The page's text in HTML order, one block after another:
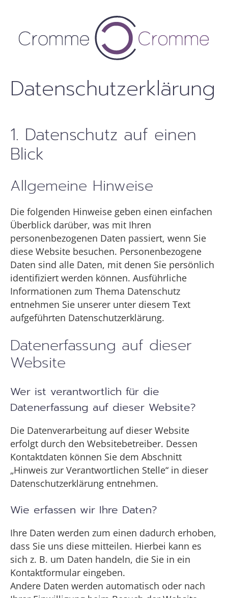
springen
Datenschutzerklärung
1. Datenschutz auf einen
Blick
Allgemeine Hinweise
Die folgenden Hinweise geben einen einfachen
Überblick darüber, was mit Ihren
personenbezogenen Daten passiert, wenn Sie
diese Website besuchen. Personenbezogene
Daten sind alle Daten, mit denen Sie persönlich
identifiziert werden können. Ausführliche
Informationen zum Thema Datenschutz
entnehmen Sie unserer unter diesem Text
aufgeführten Datenschutzerklärung.
Datenerfassung auf dieser
Website
Wer ist verantwortlich für die
Datenerfassung auf dieser Website?
Die Datenverarbeitung auf dieser Website
erfolgt durch den Websitebetreiber. Dessen
Kontaktdaten können Sie dem Abschnitt
„Hinweis zur Verantwortlichen Stelle“ in dieser
Datenschutzerklärung entnehmen.
Wie erfassen wir Ihre Daten?
Ihre Daten werden zum einen dadurch erhoben,
dass Sie uns diese mitteilen. Hierbei kann es
sich z. B. um Daten handeln, die Sie in ein
Kontaktformular eingeben.
Andere Daten werden automatisch oder nach